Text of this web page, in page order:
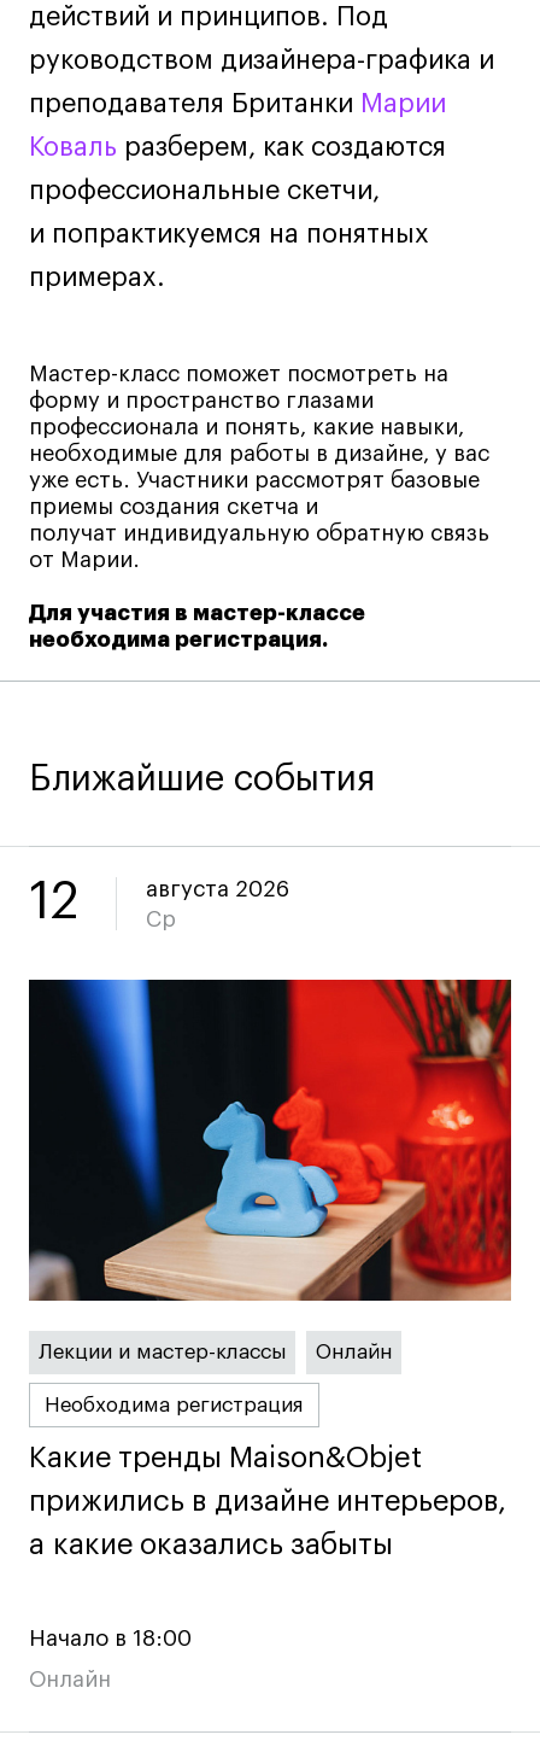
Контент
Иллюстрация
Диджитал
Интерьер
Навыки предпринимателя и управленца
Онлайн
Маркетинг и генерация лидов
Очно + онлайн
Все программы
Техникум
Специалист кино- и медиапродакшена
Цифровой маркетолог
Среднесрочные
Все программы
О школе
Новости
Преподаватели
Лицензии и аккредитации
Для прессы
Ресурсы
Партнеры
Связи с индустрией
Контакты
Поступающим
Стоимость обучения
Иностранным студентам
действий и принципов. Под
руководством дизайнера-графика и
преподавателя Британки Марии
Коваль разберем, как создаются
профессиональные скетчи,
и попрактикуемся на понятных
примерах.
Мастер-класс поможет посмотреть на
форму и пространство глазами
профессионала и понять, какие навыки,
необходимые для работы в дизайне, у вас
уже есть. Участники рассмотрят базовые
приемы создания скетча и
получат индивидуальную обратную связь
от Марии.
Для участия в мастер-классе
необходима регистрация.
Ближайшие события
12
августа 2026
Ср
Лекции и мастер-классы Онлайн
Необходима регистрация
Какие тренды Maison&Objet
прижились в дизайне интерьеров,
а какие оказались забыты
Какие тренды Maison&Objet
прижились в дизайне интерьеров,
а какие оказались забыты
Начало в 18:00
Онлайн